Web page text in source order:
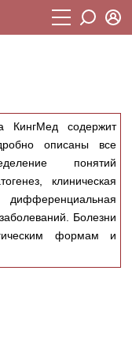
КингМед содержит
описаны все
понятий
клиническая
Болезни
формам и